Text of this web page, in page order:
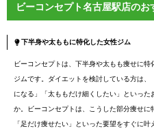
ビーコンセプト名古屋駅店のお
下半身や太ももに特化した女性ジム
ビーコンセプトは、下半身や太もも痩せに
ジムです。ダイエットを検討している方は
になる」「太ももだけ細くしたい」といっ
か。ビーコンセプトは、こうした部分痩せに
「足だけ痩せたい」といった要望をすぐに